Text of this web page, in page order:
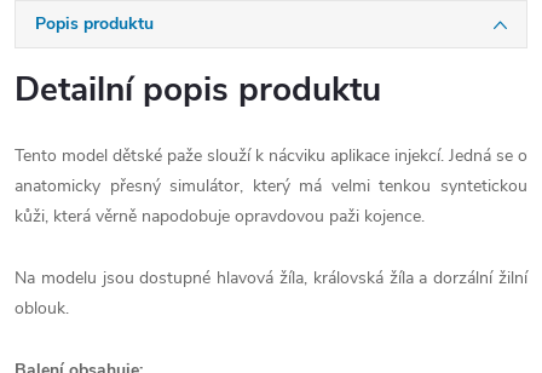
Popis produktu
Detailní popis produktu
Tento model dětské paže slouží k nácviku aplikace injekcí. Jedná se o
anatomicky přesný simulátor, který má velmi tenkou syntetickou
kůži, která věrně napodobuje opravdovou paži kojence.
Na modelu jsou dostupné hlavová žíla, královská žíla a dorzální žilní
oblouk.